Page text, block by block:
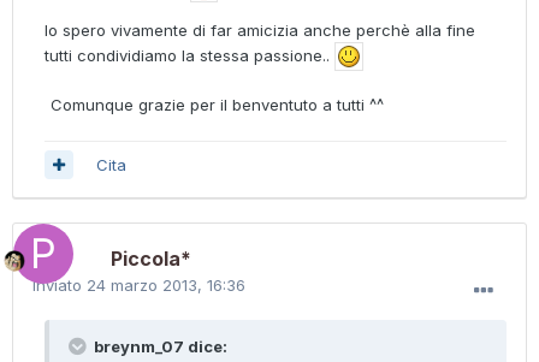
lo spero vivamente di far amicizia anche perchè alla fine
tutti condividiamo la stessa passione..
Comunque grazie per il benventuto a tutti ^^
Cita
Piccola*
Inviato 24 marzo 2013, 16:36
breynm_07 dice: